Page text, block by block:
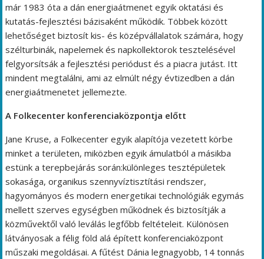
már 1983 óta a dán energiaátmenet egyik oktatási és
kutatás-fejlesztési bázisaként működik. Többek között
lehetőséget biztosít kis- és középvállalatok számára, hogy
szélturbinák, napelemek és napkollektorok tesztelésével
felgyorsítsák a fejlesztési periódust és a piacra jutást. Itt
mindent megtalálni, ami az elmúlt négy évtizedben a dán
energiaátmenetet jellemezte.
A Folkecenter konferenciaközpontja előtt
Jane Kruse, a Folkecenter egyik alapítója vezetett körbe
minket a területen, miközben egyik ámulatból a másikba
estünk a terepbejárás során:különleges tesztépületek
sokasága, organikus szennyvíztisztítási rendszer,
hagyományos és modern energetikai technológiák egymás
mellett szerves egységben működnek és biztosítják a
közművektől való leválás legfőbb feltételeit. Különösen
látványosak a félig föld alá épített konferenciaközpont
műszaki megoldásai. A fűtést Dánia legnagyobb, 14 tonnás